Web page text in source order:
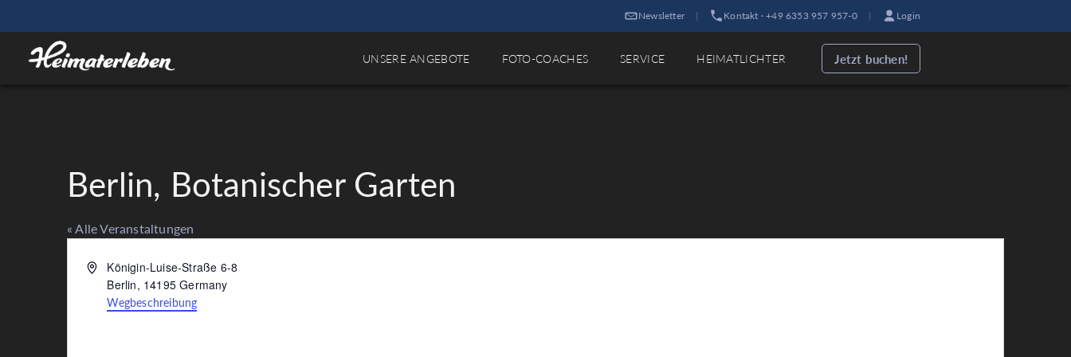
Newsletter | Kontakt · +49 6353 957 957-0 | Login
UNSERE ANGEBOTE FOTO-COACHES SERVICE HEIMATLICHTER Jetzt buchen!
Berlin, Botanischer Garten
« Alle Veranstaltungen
AdresseKönigin-Luise-Straße 6-8
Berlin, 14195 Germany
Wegbeschreibung